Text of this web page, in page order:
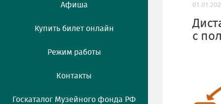
Афиша
Купить билет онлайн
Режим работы
Контакты
Госкаталог Музейного фонда РФ
с